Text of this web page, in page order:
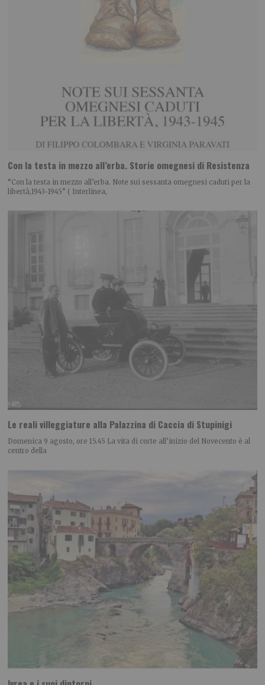
Con la testa in mezzo all’erba. Storie omegnesi di Resistenza
“Con la testa in mezzo all’erba. Note sui sessanta omegnesi caduti per la
libertà,1943-1945” ( Interlinea,
Le reali villeggiature alla Palazzina di Caccia di Stupinigi
Domenica 9 agosto, ore 15.45 La vita di corte all’inizio del Novecento è al
centro della